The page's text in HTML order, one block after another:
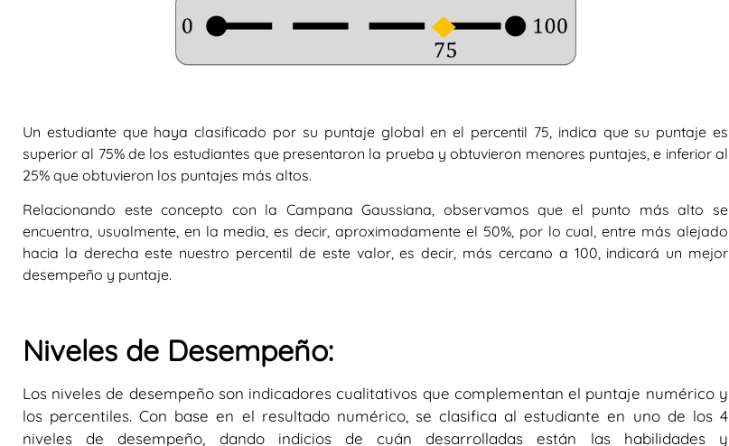
Un estudiante que haya clasificado por su puntaje global en el percentil 75, indica que su puntaje es
superior al 75% de los estudiantes que presentaron la prueba y obtuvieron menores puntajes, e inferior al
25% que obtuvieron los puntajes más altos.
Relacionando este concepto con la Campana Gaussiana, observamos que el punto más alto se
encuentra, usualmente, en la media, es decir, aproximadamente el 50%, por lo cual, entre más alejado
hacia la derecha este nuestro percentil de este valor, es decir, más cercano a 100, indicará un mejor
desempeño y puntaje.
Niveles de Desempeño:
Los niveles de desempeño son indicadores cualitativos que complementan el puntaje numérico y
los percentiles. Con base en el resultado numérico, se clasifica al estudiante en uno de los 4
niveles de desempeño, dando indicios de cuán desarrolladas están las habilidades y